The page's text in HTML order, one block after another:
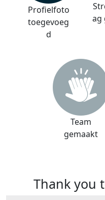
Profielfoto
toegevoeg
d
ag
Team
gemaakt
Thank you